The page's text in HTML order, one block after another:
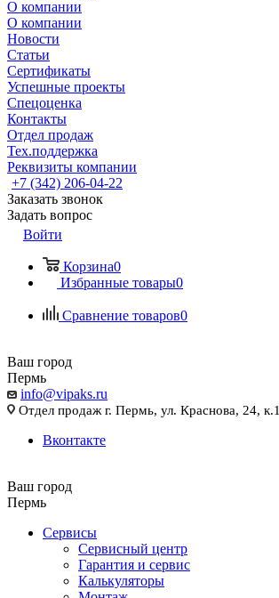
О компании
О компании
Новости
Статьи
Сертификаты
Успешные проекты
Спецоценка
Контакты
Отдел продаж
Тех.поддержка
Реквизиты компании
+7 (342) 206-04-22
Заказать звонок
Задать вопрос
Войти
Корзина0
Избранные товары0
Сравнение товаров0
Ваш город
Пермь
info@vipaks.ru
Отдел продаж г. Пермь, ул. Краснова, 24, к.1
Вконтакте
Ваш город
Пермь
Сервисы
Сервисный центр
Гарантия и сервис
Калькуляторы